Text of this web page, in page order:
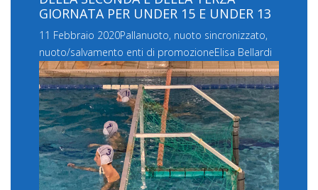
GIORNATA PER UNDER 15 E UNDER 13
11 Febbraio 2020Pallanuoto, nuoto sincronizzato,
nuoto/salvamento enti di promozioneElisa Bellardi